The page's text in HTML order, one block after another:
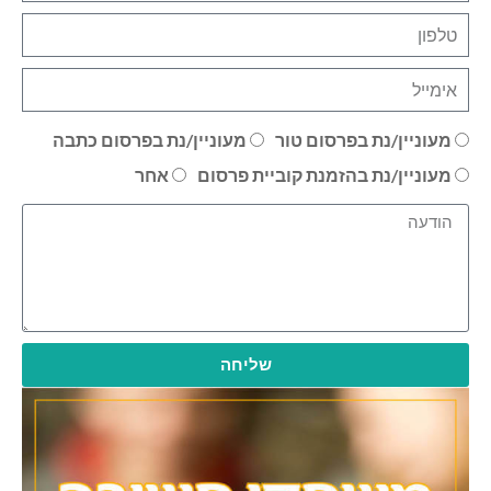
מעוניין/נת בפרסום טור
מעוניין/נת בפרסום כתבה
מעוניין/נת בהזמנת קוביית פרסום
אחר
שליחה